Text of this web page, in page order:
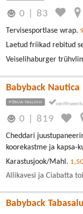
0 83
Tervisesportlase wrap.
Laetud friikad rebitud
Veiselihaburger
Babyback Nautica
PÕHJA-TALLINN
0 819
Cheddari
koorekastme ja kapsa-
Karastusjook/Mahl.
Allikavesi ja Ciabatta
Babyback Tabasalu